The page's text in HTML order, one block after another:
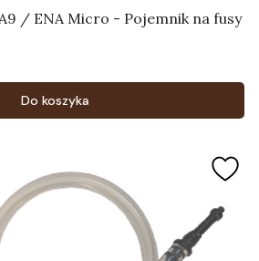
/ ENA Micro - Pojemnik na fusy
Do koszyka